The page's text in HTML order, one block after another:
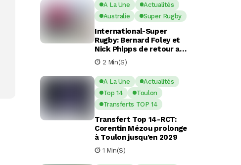
A La Une
Actualités
Australie
Super Rugby
International-Super
Rugby: Bernard Foley et
Nick Phipps de retour aux
Waratahs
2 Min(s)
A La Une
Actualités
Top 14
Toulon
Transferts TOP 14
Transfert Top 14-RCT:
Corentin Mézou prolonge
à Toulon jusqu’en 2029
1 Min(s)